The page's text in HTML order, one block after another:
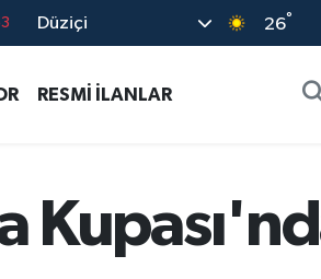
Düziçi 26°
RESMİ İLANLAR